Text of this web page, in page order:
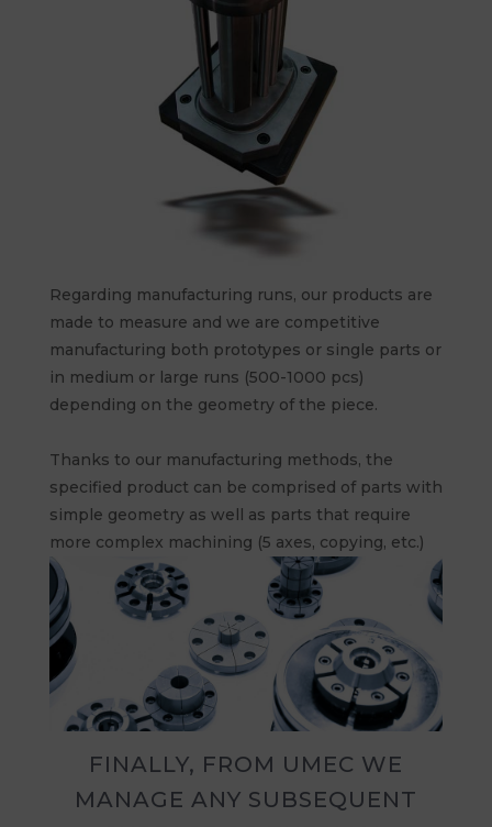
Regarding manufacturing runs, our products are
made to measure and we are competitive
manufacturing both prototypes or single parts or
in medium or large runs (500-1000 pcs)
depending on the geometry of the piece.
Thanks to our manufacturing methods, the
specified product can be comprised of parts with
simple geometry as well as parts that require
more complex machining (5 axes, copying, etc.)
FINALLY, FROM UMEC WE
MANAGE ANY SUBSEQUENT